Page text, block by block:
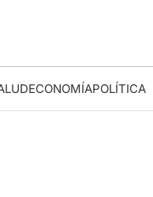
ECONOMÍAPOLÍTICA